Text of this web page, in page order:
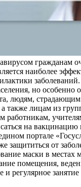
гражданам
наиболее
заболеваний.
но особенно
людям,
также лицам из
работникам,
на
портале
защититься от
маски в местах
помещения,
и регулярное